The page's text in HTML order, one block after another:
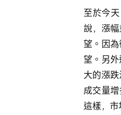
至於今
說，漲
望。因
望。另
大的漲
成交量
這樣，市